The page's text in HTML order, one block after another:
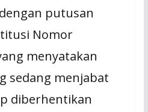
putusan
Nomor
menyatakan
sedang menjabat
diberhentikan